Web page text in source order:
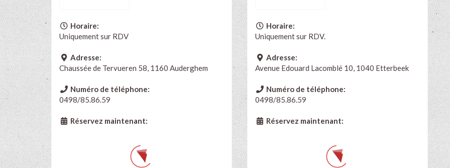
Horaire:
Uniquement sur RDV
Adresse:
Chaussée de Tervueren 58, 1160 Auderghem
Numéro de téléphone:
0498/85.86.59
Réservez maintenant:
Horaire:
Uniquement sur RDV.
Adresse:
Avenue Edouard Lacomblé 10, 1040 Etterbeek
Numéro de téléphone:
0498/85.86.59
Réservez maintenant: